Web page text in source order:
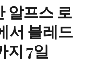
알프스 로
서 블레드
지 7일